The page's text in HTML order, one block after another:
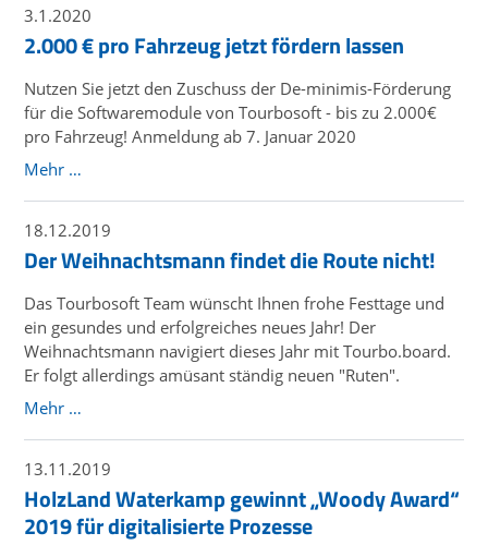
3.1.2020
2.000 € pro Fahrzeug jetzt fördern lassen
Nutzen Sie jetzt den Zuschuss der De-minimis-Förderung
für die Softwaremodule von Tourbosoft - bis zu 2.000€
pro Fahrzeug! Anmeldung ab 7. Januar 2020
Mehr …
18.12.2019
Der Weihnachtsmann findet die Route nicht!
Das Tourbosoft Team wünscht Ihnen frohe Festtage und
ein gesundes und erfolgreiches neues Jahr! Der
Weihnachtsmann navigiert dieses Jahr mit Tourbo.board.
Er folgt allerdings amüsant ständig neuen "Ruten".
Mehr …
13.11.2019
HolzLand Waterkamp gewinnt „Woody Award“
2019 für digitalisierte Prozesse